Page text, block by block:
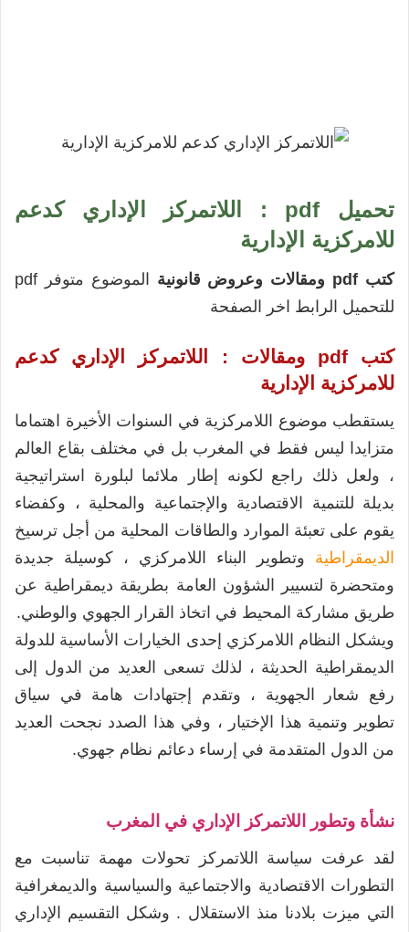
تحميل pdf : اللاتمركز الإداري كدعم
للامركزية الإدارية
كتب pdf ومقالات وعروض قانونية
الموضوع متوفر pdf
للتحميل الرابط اخر الصفحة
كتب pdf ومقالات : اللاتمركز الإداري كدعم
للامركزية الإدارية
يستقطب موضوع اللامركزية في السنوات الأخيرة اهتماما
متزايدا ليس فقط في المغرب بل في مختلف بقاع العالم
، ولعل ذلك راجع لكونه إطار ملائما لبلورة استراتيجية
بديلة للتنمية الاقتصادية والإجتماعية والمحلية ، وكفضاء
يقوم على تعبئة الموارد والطاقات المحلية من أجل ترسيخ
الديمقراطية وتطوير البناء اللامركزي ، كوسيلة جديدة
ومتحضرة لتسيير الشؤون العامة بطريقة ديمقراطية عن
طريق مشاركة المحيط في اتخاذ القرار الجهوي والوطني.
ويشكل النظام اللامركزي إحدى الخيارات الأساسية للدولة
الديمقراطية الحديثة ، لذلك تسعى العديد من الدول إلى
رفع شعار الجهوية ، وتقدم إجتهادات هامة في سياق
تطوير وتنمية هذا الإختيار ، وفي هذا الصدد نجحت العديد
من الدول المتقدمة في إرساء دعائم نظام جهوي.
نشأة وتطور اللاتمركز الإداري في المغرب
لقد عرفت سياسة اللاتمركز تحولات مهمة تناسبت مع
التطورات الاقتصادية والاجتماعية والسياسية والديمغرافية
التي ميزت بلادنا منذ الاستقلال . وشكل التقسيم الإداري